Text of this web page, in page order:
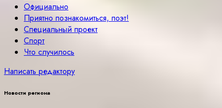
Официально
Приятно познакомиться, поэт!
Специальный проект
Спорт
Что случилось
Написать редактору
Новости региона